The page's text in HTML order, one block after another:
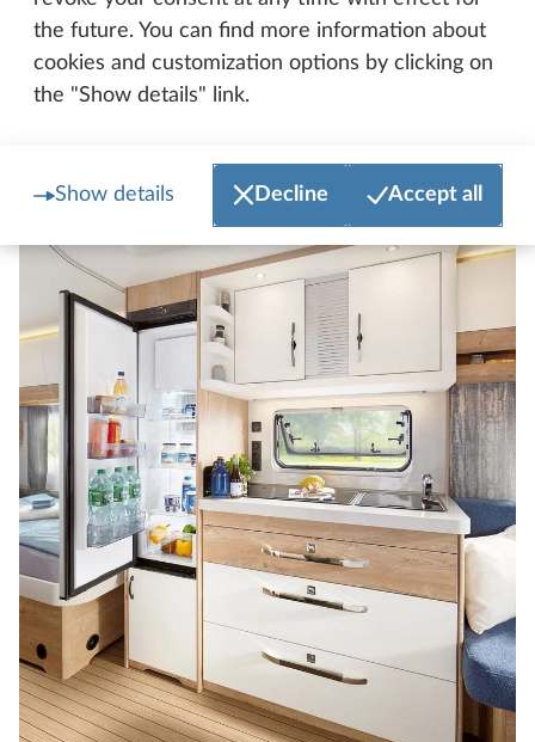
the future. You can find more information about
cookies and customization options by clicking on
the "Show details" link.
Show details Decline Accept all
Køkken